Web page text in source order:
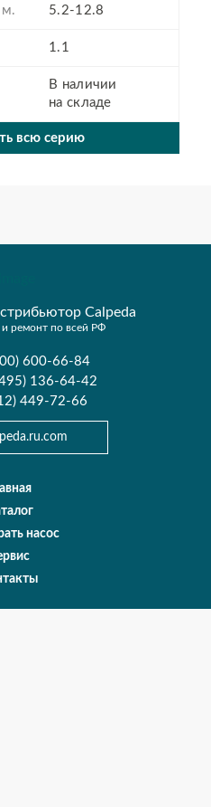
м. 5.2-12.8
1.1
В наличии
на складе
всю серию
Calpeda
ремонт по всей РФ
600-66-84
136-64-42
449-72-66
насос